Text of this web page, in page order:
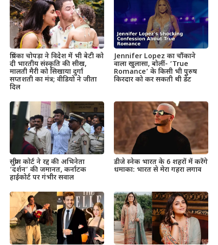
प्रियंका चोपड़ा ने विदेश में भी बेटी को
दी भारतीय संस्कृति की सीख,
मालती मैरी को सिखाया दुर्गा
सप्तशती का मंत्र; वीडियो ने जीता
दिल
Jennifer Lopez का चौंकाने
वाला खुलासा, बोलीं- ‘True
Romance’ के किसी भी पुरुष
किरदार को कर सकती थी डेट
सुप्रीम कोर्ट ने रद्द की अभिनेता
‘दर्शन’ की जमानत, कर्नाटक
हाईकोर्ट पर गंभीर सवाल
डीजे स्नेक भारत के 6 शहरों में करेंगे
धमाका: भारत से मेरा गहरा लगाव